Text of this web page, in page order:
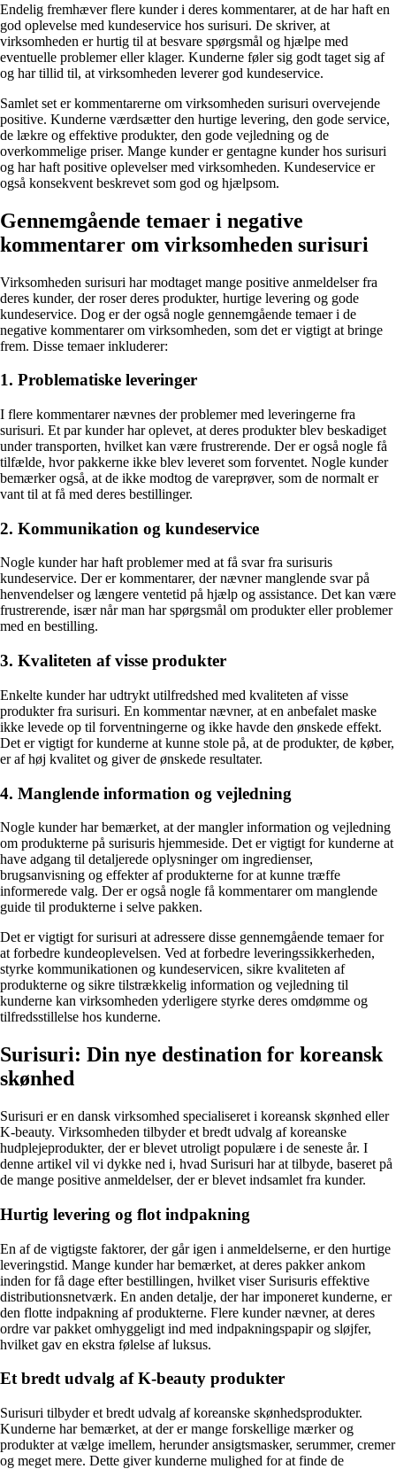
Endelig fremhæver flere kunder i deres kommentarer, at de har haft en
god oplevelse med kundeservice hos surisuri. De skriver, at
virksomheden er hurtig til at besvare spørgsmål og hjælpe med
eventuelle problemer eller klager. Kunderne føler sig godt taget sig af
og har tillid til, at virksomheden leverer god kundeservice.
Samlet set er kommentarerne om virksomheden surisuri overvejende
positive. Kunderne værdsætter den hurtige levering, den gode service,
de lækre og effektive produkter, den gode vejledning og de
overkommelige priser. Mange kunder er gentagne kunder hos surisuri
og har haft positive oplevelser med virksomheden. Kundeservice er
også konsekvent beskrevet som god og hjælpsom.
Gennemgående temaer i negative
kommentarer om virksomheden surisuri
Virksomheden surisuri har modtaget mange positive anmeldelser fra
deres kunder, der roser deres produkter, hurtige levering og gode
kundeservice. Dog er der også nogle gennemgående temaer i de
negative kommentarer om virksomheden, som det er vigtigt at bringe
frem. Disse temaer inkluderer:
1. Problematiske leveringer
I flere kommentarer nævnes der problemer med leveringerne fra
surisuri. Et par kunder har oplevet, at deres produkter blev beskadiget
under transporten, hvilket kan være frustrerende. Der er også nogle få
tilfælde, hvor pakkerne ikke blev leveret som forventet. Nogle kunder
bemærker også, at de ikke modtog de vareprøver, som de normalt er
vant til at få med deres bestillinger.
2. Kommunikation og kundeservice
Nogle kunder har haft problemer med at få svar fra surisuris
kundeservice. Der er kommentarer, der nævner manglende svar på
henvendelser og længere ventetid på hjælp og assistance. Det kan være
frustrerende, især når man har spørgsmål om produkter eller problemer
med en bestilling.
3. Kvaliteten af visse produkter
Enkelte kunder har udtrykt utilfredshed med kvaliteten af visse
produkter fra surisuri. En kommentar nævner, at en anbefalet maske
ikke levede op til forventningerne og ikke havde den ønskede effekt.
Det er vigtigt for kunderne at kunne stole på, at de produkter, de køber,
er af høj kvalitet og giver de ønskede resultater.
4. Manglende information og vejledning
Nogle kunder har bemærket, at der mangler information og vejledning
om produkterne på surisuris hjemmeside. Det er vigtigt for kunderne at
have adgang til detaljerede oplysninger om ingredienser,
brugsanvisning og effekter af produkterne for at kunne træffe
informerede valg. Der er også nogle få kommentarer om manglende
guide til produkterne i selve pakken.
Det er vigtigt for surisuri at adressere disse gennemgående temaer for
at forbedre kundeoplevelsen. Ved at forbedre leveringssikkerheden,
styrke kommunikationen og kundeservicen, sikre kvaliteten af
produkterne og sikre tilstrækkelig information og vejledning til
kunderne kan virksomheden yderligere styrke deres omdømme og
tilfredsstillelse hos kunderne.
Surisuri: Din nye destination for koreansk
skønhed
Surisuri er en dansk virksomhed specialiseret i koreansk skønhed eller
K-beauty. Virksomheden tilbyder et bredt udvalg af koreanske
hudplejeprodukter, der er blevet utroligt populære i de seneste år. I
denne artikel vil vi dykke ned i, hvad Surisuri har at tilbyde, baseret på
de mange positive anmeldelser, der er blevet indsamlet fra kunder.
Hurtig levering og flot indpakning
En af de vigtigste faktorer, der går igen i anmeldelserne, er den hurtige
leveringstid. Mange kunder har bemærket, at deres pakker ankom
inden for få dage efter bestillingen, hvilket viser Surisuris effektive
distributionsnetværk. En anden detalje, der har imponeret kunderne, er
den flotte indpakning af produkterne. Flere kunder nævner, at deres
ordre var pakket omhyggeligt ind med indpakningspapir og sløjfer,
hvilket gav en ekstra følelse af luksus.
Et bredt udvalg af K-beauty produkter
Surisuri tilbyder et bredt udvalg af koreanske skønhedsprodukter.
Kunderne har bemærket, at der er mange forskellige mærker og
produkter at vælge imellem, herunder ansigtsmasker, serummer, cremer
og meget mere. Dette giver kunderne mulighed for at finde de